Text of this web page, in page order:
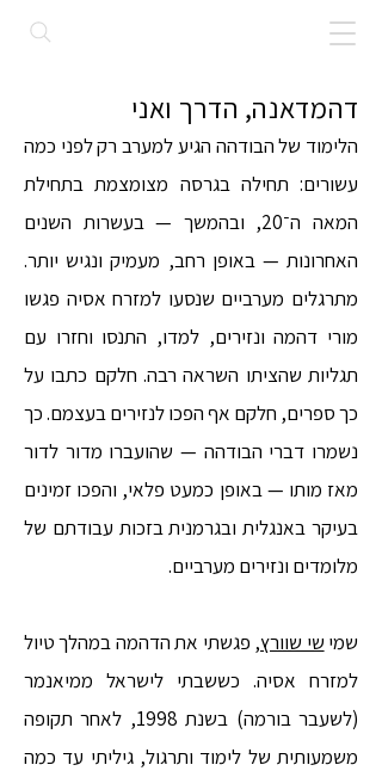
דהמדאנה, הדרך ואני
הלימוד של הבודהה הגיע למערב רק לפני כמה
עשורים: תחילה בגרסה מצומצמת בתחילת
המאה ה־20, ובהמשך — בעשרות השנים
האחרונות — באופן רחב, מעמיק ונגיש יותר.
מתרגלים מערביים שנסעו למזרח אסיה פגשו
מורי דהמה ונזירים, למדו, התנסו וחזרו עם
תגליות שהציתו השראה רבה. חלקם כתבו על
כך ספרים, חלקם אף הפכו לנזירים בעצמם. כך
נשמרו דברי הבודהה — שהועברו מדור לדור
מאז מותו — באופן כמעט פלאי, והפכו זמינים
בעיקר באנגלית ובגרמנית בזכות עבודתם של
מלומדים ונזירים מערביים.
​שמי שי שוורץ, פגשתי את הדהמה במהלך טיול
למזרח אסיה. כששבתי לישראל ממיאנמר
(לשעבר בורמה) בשנת 1998, לאחר תקופה
משמעותית של לימוד ותרגול, גיליתי עד כמה